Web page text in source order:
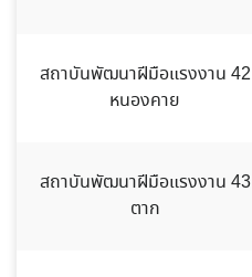
สถาบันพัฒนาฝีมือแรงงาน 42
หนองคาย
สถาบันพัฒนาฝีมือแรงงาน 43
ตาก